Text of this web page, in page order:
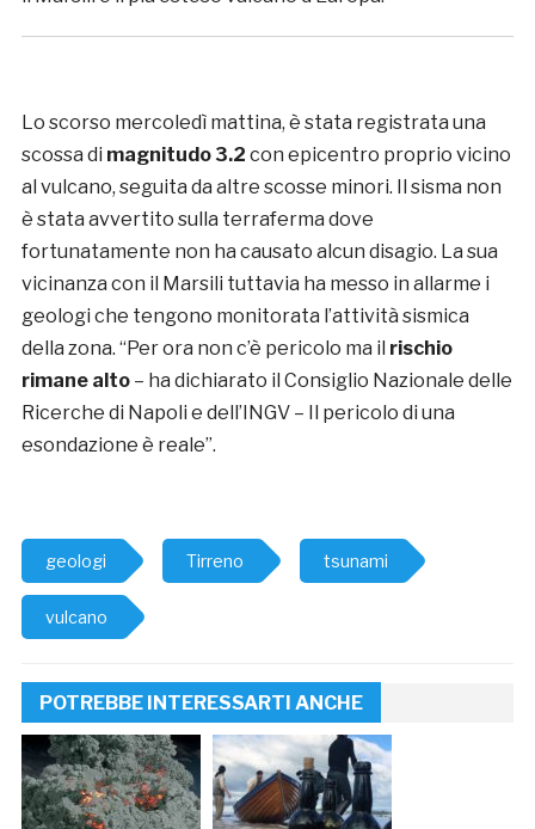
Lo scorso mercoledì mattina, è stata registrata una
scossa di magnitudo 3.2 con epicentro proprio vicino
al vulcano, seguita da altre scosse minori. Il sisma non
è stata avvertito sulla terraferma dove
fortunatamente non ha causato alcun disagio. La sua
vicinanza con il Marsili tuttavia ha messo in allarme i
geologi che tengono monitorata l’attività sismica
della zona. “Per ora non c’è pericolo ma il rischio
rimane alto– ha dichiarato il Consiglio Nazionale delle
Ricerche di Napoli e dell’INGV – Il pericolo di una
esondazione è reale”.
geologi Tirreno tsunami
vulcano
POTREBBE INTERESSARTI ANCHE